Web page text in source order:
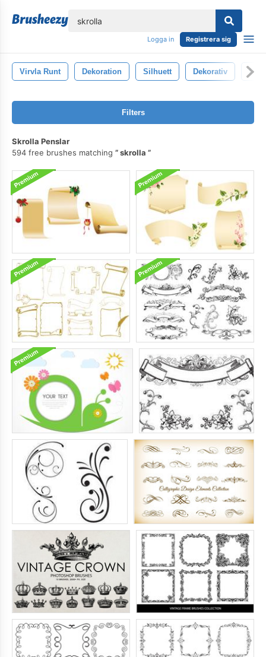
Logga in Registrera sig
Virvla Runt Dekoration Silhuett Dekorativ
Filters
Skrolla Penslar
594 free brushes matching
skrolla